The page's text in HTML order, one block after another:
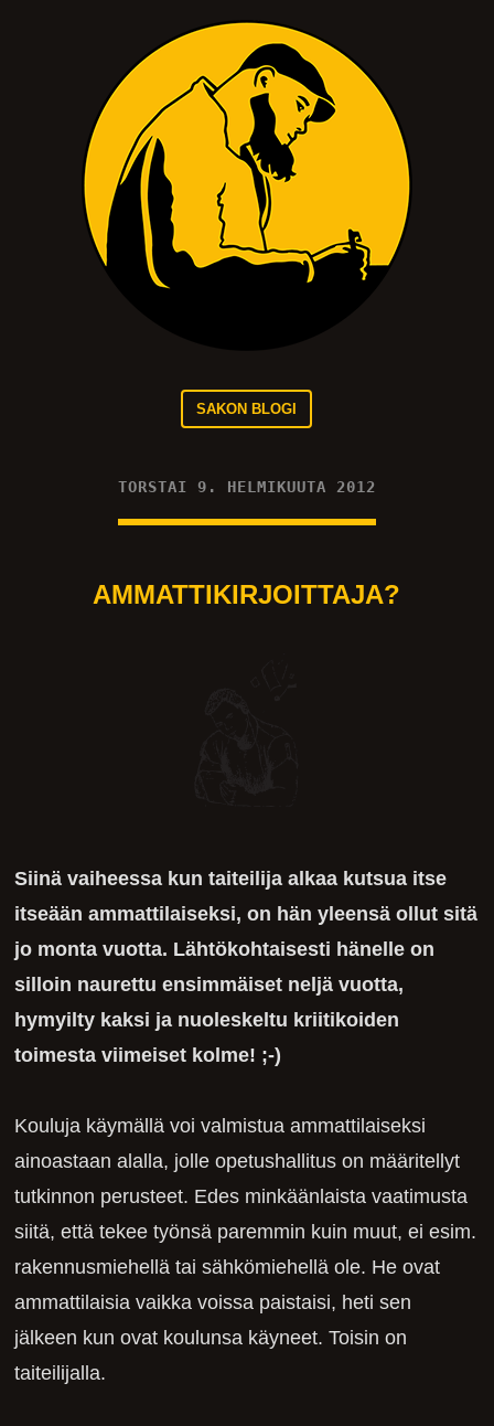
SAKON BLOGI
TORSTAI 9. HELMIKUUTA 2012
AMMATTIKIRJOITTAJA?
Siinä vaiheessa kun taiteilija alkaa kutsua itse
itseään ammattilaiseksi, on hän yleensä ollut sitä
jo monta vuotta. Lähtökohtaisesti hänelle on
silloin naurettu ensimmäiset neljä vuotta,
hymyilty kaksi ja nuoleskeltu kriitikoiden
toimesta viimeiset kolme! ;-)
Kouluja käymällä voi valmistua ammattilaiseksi
ainoastaan alalla, jolle opetushallitus on määritellyt
tutkinnon perusteet. Edes minkäänlaista vaatimusta
siitä, että tekee työnsä paremmin kuin muut, ei esim.
rakennusmiehellä tai sähkömiehellä ole. He ovat
ammattilaisia vaikka voissa paistaisi, heti sen
jälkeen kun ovat koulunsa käyneet. Toisin on
taiteilijalla.